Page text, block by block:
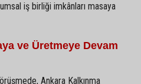
iş birliği imkânları masaya
ve Üretmeye Devam
Ankara Kalkınma